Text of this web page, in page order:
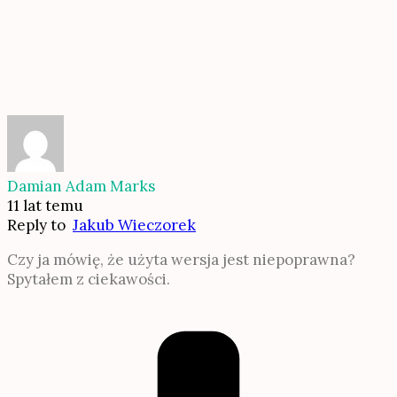
Damian Adam Marks
11 lat temu
Reply to Jakub Wieczorek
Czy ja mówię, że użyta wersja jest niepoprawna?
Spytałem z ciekawości.